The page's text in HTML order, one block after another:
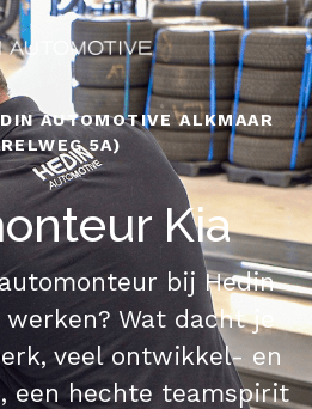
AUTOMOTIVE ALKMAAR
5A)
Kia
bij Hedin
Wat dacht je
veel ontwikkel- en
een hechte teamspirit